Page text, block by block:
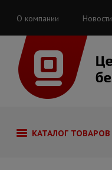
О компании Новости
КАТАЛОГ ТОВАРОВ